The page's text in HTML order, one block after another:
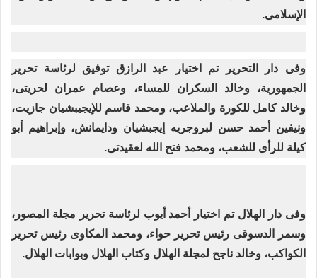
الإسلامى.
وفى دار التحرير تم اختيار عبد الرازق توفيق لرئاسة تحرير
الجمهورية، وخالد السكران للمساء، وعصام عمران لحريتى،
وخالد كامل للكورة والملاعب، ومحمد قاسم للإيجيبشيان جازيت،
ونيفين أحمد حسن لبروجريه إيجبشيان ودايمانش، وإبراهيم أبو
كيلة للرأى للشعب، ومحمد فتح الله لعقيدتى.
وفى دار الهلال تم اختيار أحمد أيوب لرئاسة تحرير مجلة المصور،
وسمر الدسوقى رئيس تحرير حواء، ومحمد المكاوى رئيس تحرير
الكواكب، وخالد ناجح لمجلة الهلال وكتاب الهلال وبوابات الهلال.